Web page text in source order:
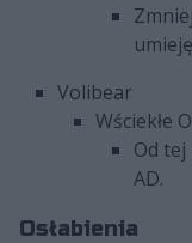
Volibear
Wściekłe
Od
AD.
Osłabienia